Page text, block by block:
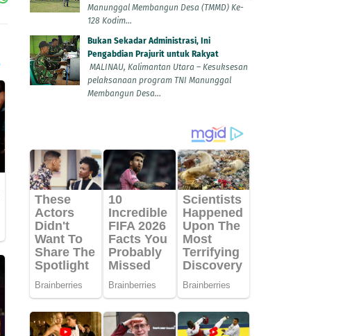
Manunggal Membangun Desa (TMMD) Ke-
128 Kodim...
Bukan Sekadar Administrasi, Ini
Pengabdian Prajurit untuk Rakyat
MALINAU, Kalimantan Utara – Kesuksesan
pelaksanaan program TNI Manunggal
Membangun Desa...